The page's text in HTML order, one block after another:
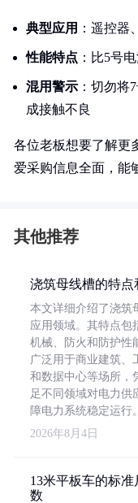
典型应用 ：遥控器
性能特点 ：比5号
混用警示 ：切勿将
成接触不良
各位老板想要了解更
爱采购信息全面，能
其他推荐
浇筑母线槽的特点
本文详细介绍了浇筑
应用领域。其特点包
机械、防火和防护性
广泛用于商业建筑、
和数据中心等场所，
足不同领域对电力供
障电力系统稳定运行。
2026年8月4日
13米平板车的标
数